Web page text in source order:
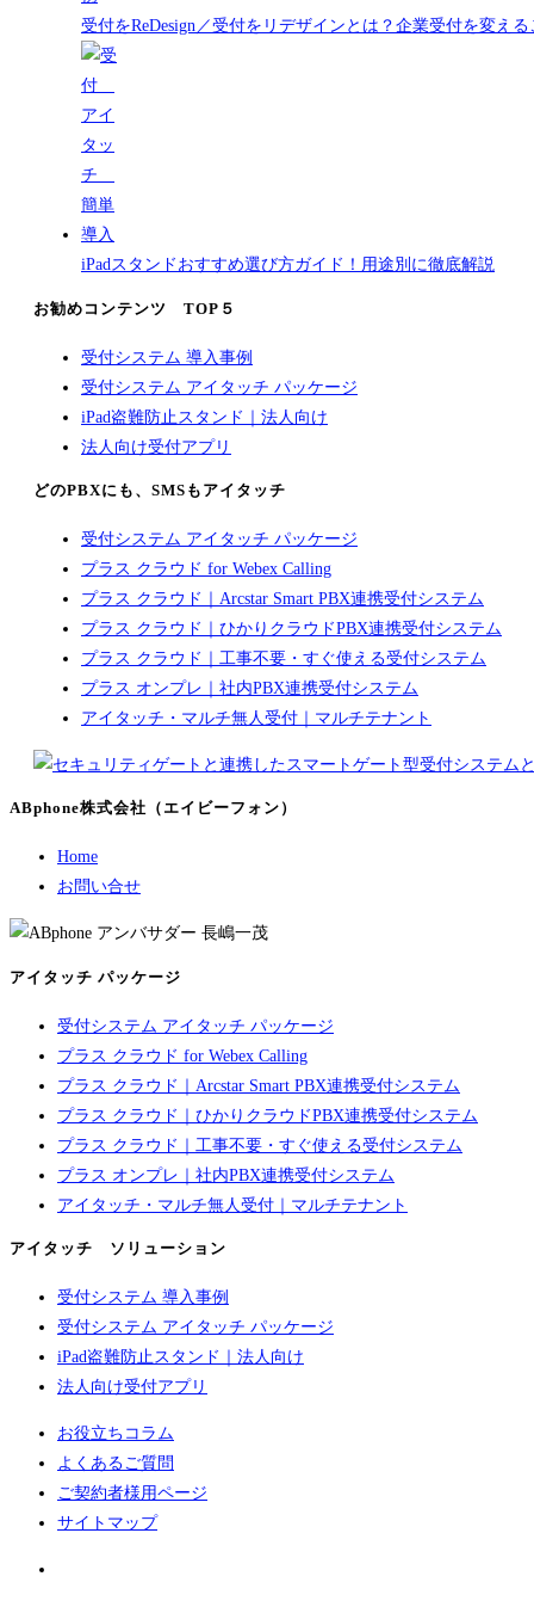
受付をReDesign／受付をリデザインとは？企業受付を変え
iPadスタンドおすすめ選び方ガイド！用途別に徹底解説
お勧めコンテンツ TOP５
受付システム 導入事例
受付システム アイタッチ パッケージ
iPad盗難防止スタンド｜法人向け
法人向け受付アプリ
どのPBXにも、SMSもアイタッチ
受付システム アイタッチ パッケージ
プラス クラウド for Webex Calling
プラス クラウド｜Arcstar Smart PBX連携受付システム
プラス クラウド｜ひかりクラウドPBX連携受付システム
プラス クラウド｜工事不要・すぐ使える受付システム
プラス オンプレ｜社内PBX連携受付システム
アイタッチ・マルチ無人受付｜マルチテナント
ABphone株式会社（エイビーフォン）
Home
お問い合せ
アイタッチ パッケージ
受付システム アイタッチ パッケージ
プラス クラウド for Webex Calling
プラス クラウド｜Arcstar Smart PBX連携受付システム
プラス クラウド｜ひかりクラウドPBX連携受付システム
プラス クラウド｜工事不要・すぐ使える受付システム
プラス オンプレ｜社内PBX連携受付システム
アイタッチ・マルチ無人受付｜マルチテナント
アイタッチ ソリューション
受付システム 導入事例
受付システム アイタッチ パッケージ
iPad盗難防止スタンド｜法人向け
法人向け受付アプリ
お役立ちコラム
よくあるご質問
ご契約者様用ページ
サイトマップ